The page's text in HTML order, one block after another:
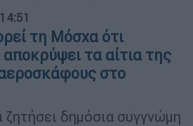
τη Μόσχα ότι
τα αίτια της
στο
δημόσια συγγνώμη